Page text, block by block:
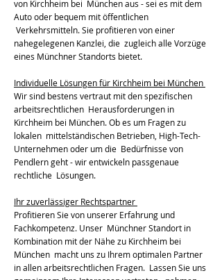
von Kirchheim bei München aus - sei es mit dem
Auto oder bequem mit öffentlichen
Verkehrsmitteln. Sie profitieren von einer
nahegelegenen Kanzlei, die zugleich alle Vorzüge
eines Münchner Standorts bietet.
Individuelle Lösungen für Kirchheim bei München
Wir sind bestens vertraut mit den spezifischen
arbeitsrechtlichen Herausforderungen in
Kirchheim bei München. Ob es um Fragen zu
lokalen mittelständischen Betrieben, High-Tech-
Unternehmen oder um die Bedürfnisse von
Pendlern geht - wir entwickeln passgenaue
rechtliche Lösungen.
Ihr zuverlässiger Rechtspartner
Profitieren Sie von unserer Erfahrung und
Fachkompetenz. Unser Münchner Standort in
Kombination mit der Nähe zu Kirchheim bei
München macht uns zu Ihrem optimalen Partner
in allen arbeitsrechtlichen Fragen. Lassen Sie uns